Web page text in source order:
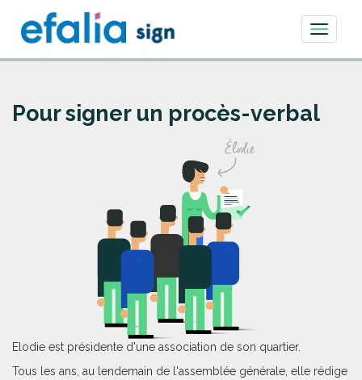
Toggle
Pour signer un procès-verbal
Elodie est présidente d'une association de son quartier.
Tous les ans, au lendemain de l'assemblée générale, elle rédige